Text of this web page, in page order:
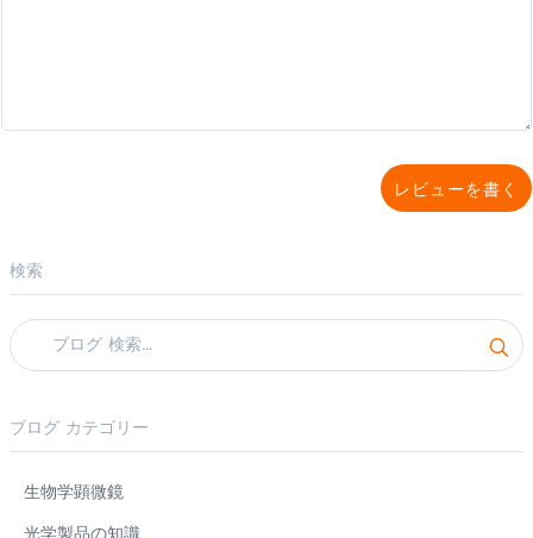
レビューを書く
検索
ブログ カテゴリー
生物学顕微鏡
光学製品の知識